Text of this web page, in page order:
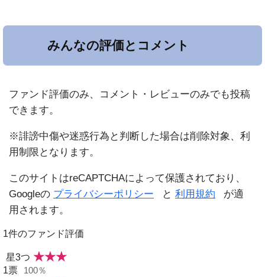
みんなの評価とコメント
ファンド評価のみ、コメント・レビューのみでも投稿
できます。
※誹謗中傷や迷惑行為と判断した場合は削除対象、利
用制限となります。
このサイトはreCAPTCHAによって保護されており、
Googleの プライバシーポリシー と 利用規約
が適
用されます。
1件のファンド評価
星3つ ★★★
1票
100％